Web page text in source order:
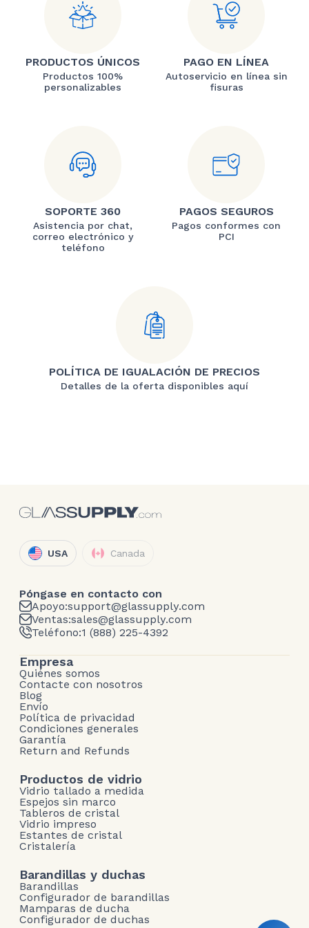
PRODUCTOS ÚNICOS
Productos 100%
personalizables
PAGO EN LÍNEA
Autoservicio en línea sin
fisuras
SOPORTE 360
Asistencia por chat,
correo electrónico y
teléfono
PAGOS SEGUROS
Pagos conformes con
PCI
POLÍTICA DE IGUALACIÓN DE PRECIOS
Detalles de la oferta disponibles aquí
USA Canada
Póngase en contacto con
Apoyo:support@glassupply.com
Ventas:sales@glassupply.com
Teléfono:1 (888) 225-4392
Empresa
Quiénes somos
Contacte con nosotros
Blog
Envío
Política de privacidad
Condiciones generales
Garantía
Return and Refunds
Productos de vidrio
Vidrio tallado a medida
Espejos sin marco
Tableros de cristal
Vidrio impreso
Estantes de cristal
Cristalería
Barandillas y duchas
Barandillas
Configurador de barandillas
Mamparas de ducha
Configurador de duchas